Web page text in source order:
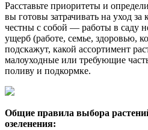
Расставьте приоритеты и
вы готовы затрачивать на уход
честны с собой — работы в саду
ущерб (работе, семье, здоровью,
подскажут, какой ассортимент
малоуходные или требующие
поливу и подкормке.
Общие правила выбора
озеленения: